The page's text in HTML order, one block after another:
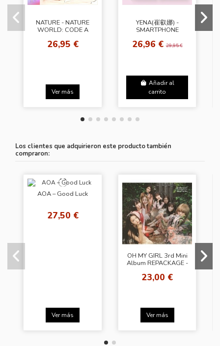
NATURE - NATURE
WORLD: CODE A
Ver.]
26,95 €
Ver más
YENA(崔叡娜) -
SMARTPHONE
26,96 €29,95 €
Añadir al
carrito
Los clientes que adquirieron este producto también
compraron:
AOA – Good Luck
27,50 €
Ver más
OH MY GIRL 3rd Mini
Album REPACKAGE -
23,00 €
Ver más